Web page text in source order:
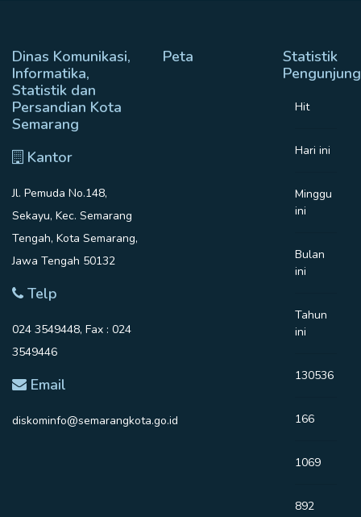
Dinas Komunikasi,
Informatika,
Statistik dan
Persandian Kota
Semarang
Kantor
Jl. Pemuda No.148,
Sekayu, Kec. Semarang
Tengah, Kota Semarang,
Jawa Tengah 50132
Telp
024 3549448, Fax : 024
3549446
Email
diskominfo@semarangkota.go.id
Peta
Statistik
Pengunjung
Hit
Hari ini
Minggu
ini
Bulan
ini
Tahun
ini
130536
166
1069
892